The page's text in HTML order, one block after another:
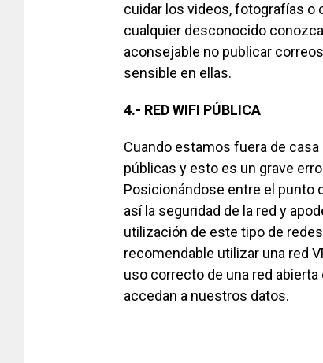
cuidar los videos, fotografías o
cualquier desconocido
aconsejable no publicar
sensible en ellas.
4.- RED WIFI PÚBLICA
Cuando estamos fuera de
públicas y esto es un grave
Posicionándose entre el punto
así la seguridad de la red y
utilización de este tipo de
recomendable utilizar una red
uso correcto de una red
accedan a nuestros datos.